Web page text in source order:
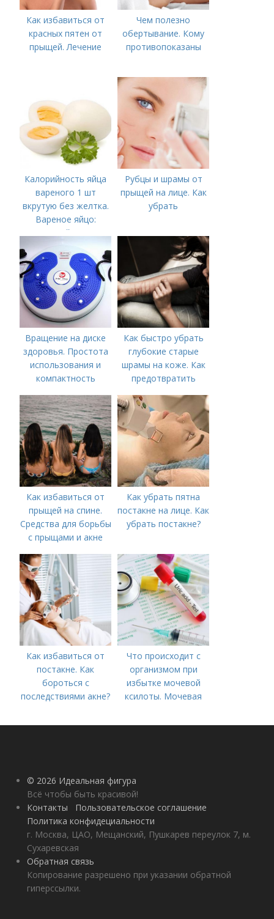
Как избавиться от
красных пятен от
прыщей. Лечение
Чем полезно
обертывание. Кому
противопоказаны
Калорийность яйца
вареного 1 шт
вкрутую без желтка.
Вареное яйцо:
калорийность
Рубцы и шрамы от
прыщей на лице. Как
убрать
Вращение на диске
здоровья. Простота
использования и
компактность
Как быстро убрать
глубокие старые
шрамы на коже. Как
предотвратить
Как избавиться от
прыщей на спине.
Средства для борьбы
с прыщами и акне
Как убрать пятна
постакне на лице. Как
убрать постакне?
Как избавиться от
постакне. Как
бороться с
последствиями акне?
Что происходит с
организмом при
избытке мочевой
ксилоты. Мочевая
норма и отклонения
© 2026 Идеальная фигура
Всё чтобы быть красивой!
Контакты
Пользовательское соглашение
Политика конфидециальности
г. Москва, ЦАО, Мещанский, Пушкарев переулок 7, м.
Сухаревская
Обратная связь
Копирование разрешено при указании обратной
гиперссылки.